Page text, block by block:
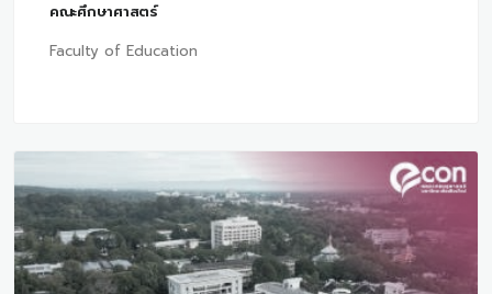
คณะศึกษาศาสตร์
Faculty of Education